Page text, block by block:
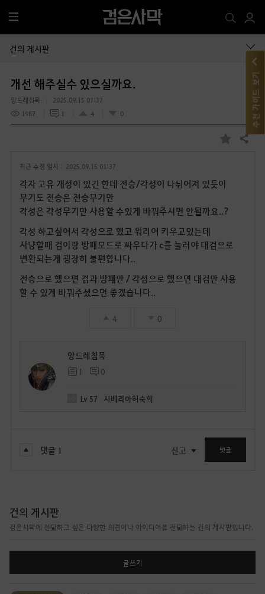
전
체
메
건의 게시판
개선 해주실수 있으실까요.
앙드레침묵
2025.09.15 01:37
1987
1 4 0
즐
기
공유하기
최근 수정 일시 : 2025.09.15 01:37
각자 고유 개성이 있긴 한데 전승/각성이 나뉘어져 있듯이
무기도 전승은 전승무기만
각성은 각성무기만 사용할 수있게 바꿔주시면 안될까요..?
각성 하고싶어서 각성으로 헀고 워리어 키우고있는데
사냥할때 검이랑 방패모드로 싸우다가 c를 눌러야 대검으로
변환되는게 굉장히 불편합니다..
전승으로 했으면 검과 방패만 / 각성으로 했으면 대검만 사용
할 수 있게 바꿔주셨으면 좋겠습니다..
4 0
앙드레침묵
1 0
Lv 57 시베리아허숙희
댓글 1 신고 댓글
건의 게시판
검은사막에 전달하고 싶은 다양한 의견이나 아이디어를 전달하는 건의 게시판입니다.
글쓰기
추천 가이드 보기